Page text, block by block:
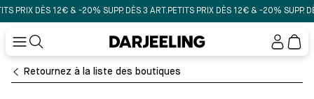
DÈS 12€ & -20% SUPP. DÈS 3 ART.PETITS PRIX DÈS 12€ & -20% SUPP. DÈS 3
Mon
Retournez à la liste des boutiques